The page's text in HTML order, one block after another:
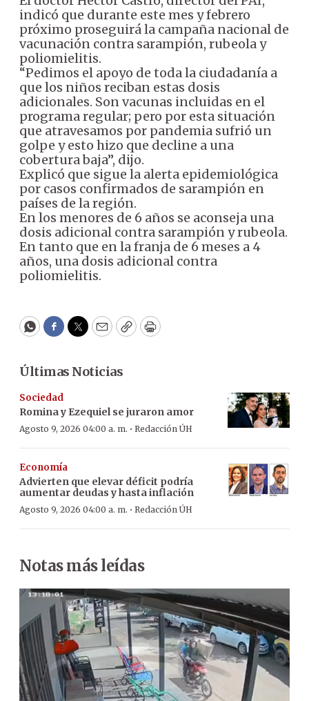
indicó que durante este mes y febrero
próximo proseguirá la campaña nacional de
vacunación contra sarampión, rubeola y
poliomielitis.
“Pedimos el apoyo de toda la ciudadanía a
que los niños reciban estas dosis
adicionales. Son vacunas incluidas en el
programa regular; pero por esta situación
que atravesamos por pandemia sufrió un
golpe y esto hizo que decline a una
cobertura baja”, dijo.
Explicó que sigue la alerta epidemiológica
por casos confirmados de sarampión en
países de la región.
En los menores de 6 años se aconseja una
dosis adicional contra sarampión y rubeola.
En tanto que en la franja de 6 meses a 4
años, una dosis adicional contra
poliomielitis.
WhatsApp
Facebook
Twitter
EmailCopyPrint
Últimas Noticias
Sociedad
Romina y Ezequiel se juraron amor
Agosto 9, 2026 04:00 a. m. · Redacción ÚH
Economía
Advierten que elevar déficit podría
aumentar deudas y hasta inflación
Agosto 9, 2026 04:00 a. m. · Redacción ÚH
Notas más leídas